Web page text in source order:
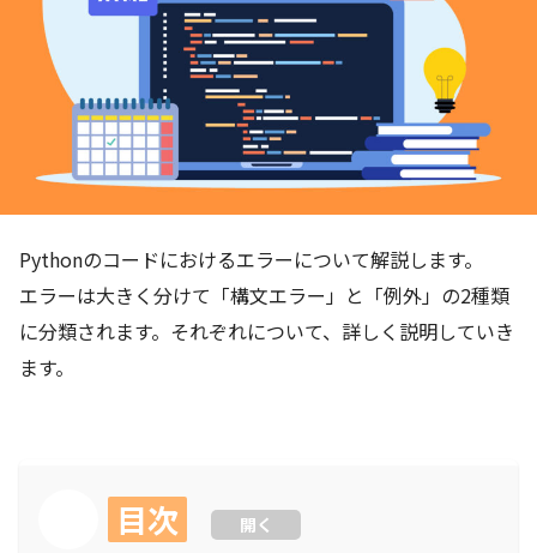
Pythonのコードにおけるエラーについて解説します。
エラーは大きく分けて「構文エラー」と「例外」の2種類
に分類されます。それぞれについて、詳しく説明していき
ます。
目次 開く